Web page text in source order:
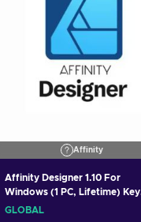
Affinity
Affinity Designer 1.10 For
Windows (1 PC, Lifetime) Key
GLOBAL
GLOBAL